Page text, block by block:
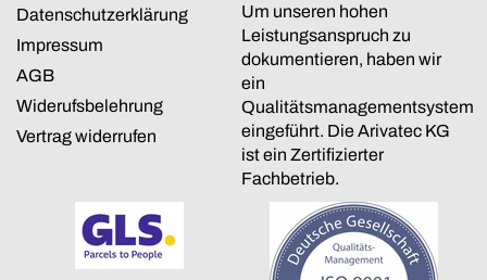
Datenschutzerklärung
Impressum
AGB
Widerufsbelehrung
Vertrag widerrufen
Um unseren hohen
Leistungsanspruch zu
dokumentieren, haben wir
ein
Qualitätsmanagementsystem
eingeführt. Die Arivatec KG
ist ein Zertifizierter
Fachbetrieb.